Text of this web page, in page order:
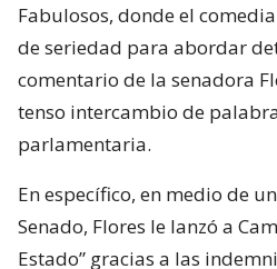
Fabulosos, donde el
de seriedad para abordar
comentario de la senadora
tenso intercambio de
parlamentaria.
En específico, en medio de
Senado, Flores le lanzó a
Estado” gracias a las